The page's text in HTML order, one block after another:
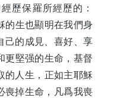
歷保羅所經歷的：
的生也顯明在我們身
己的成見、喜好、享
更­堅强的生命，基督
的人生­，正如主耶穌
喪掉生命，­凡爲我喪